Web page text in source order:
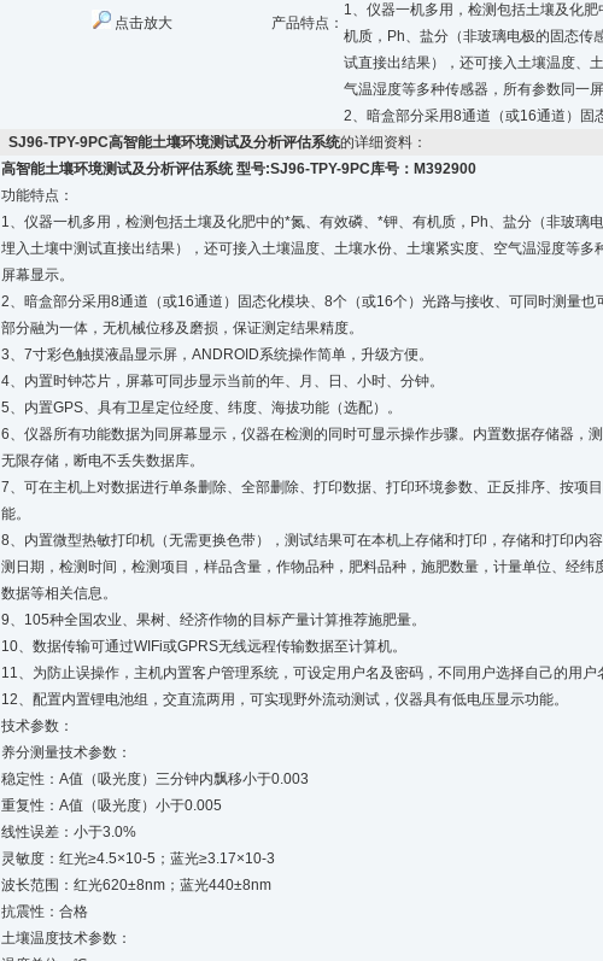
点击放大 产品特点：
1、仪器一机多用，检测包括土壤及化
机质，Ph、盐分（非玻璃电极的固态传
试直接出结果），还可接入土壤温度、
气温湿度等多种传感器，所有参数同一屏
2、暗盒部分采用8通道（或16通道）固
SJ96-TPY-9PC高智能土壤环境测试及分析评估系统的详细资料：
高智能土壤环境测试及分析评估系统 型号:SJ96-TPY-9PC库号：M392900
功能特点：
1、仪器一机多用，检测包括土壤及化肥中的*氮、有效磷、*钾、有机质，Ph、盐分（非玻璃
埋入土壤中测试直接出结果），还可接入土壤温度、土壤水份、土壤紧实度、空气温湿度等多
屏幕显示。
2、暗盒部分采用8通道（或16通道）固态化模块、8个（或16个）光路与接收、可同时测量也
部分融为一体，无机械位移及磨损，保证测定结果精度。
3、7寸彩色触摸液晶显示屏，ANDROID系统操作简单，升级方便。
4、内置时钟芯片，屏幕可同步显示当前的年、月、日、小时、分钟。
5、内置GPS、具有卫星定位经度、纬度、海拔功能（选配）。
6、仪器所有功能数据为同屏幕显示，仪器在检测的同时可显示操作步骤。内置数据存储器，
无限存储，断电不丢失数据库。
7、可在主机上对数据进行单条删除、全部删除、打印数据、打印环境参数、正反排序、按项
能。
8、内置微型热敏打印机（无需更换色带），测试结果可在本机上存储和打印，存储和打印内
测日期，检测时间，检测项目，样品含量，作物品种，肥料品种，施肥数量，计量单位、经纬
数据等相关信息。
9、105种全国农业、果树、经济作物的目标产量计算推荐施肥量。
10、数据传输可通过WIFi或GPRS无线远程传输数据至计算机。
11、为防止误操作，主机内置客户管理系统，可设定用户名及密码，不同用户选择自己的用户
12、配置内置锂电池组，交直流两用，可实现野外流动测试，仪器具有低电压显示功能。
技术参数：
养分测量技术参数：
稳定性：A值（吸光度）三分钟内飘移小于0.003
重复性：A值（吸光度）小于0.005
线性误差：小于3.0%
灵敏度：红光≥4.5×10-5；蓝光≥3.17×10-3
波长范围：红光620±8nm；蓝光440±8nm
抗震性：合格
土壤温度技术参数：